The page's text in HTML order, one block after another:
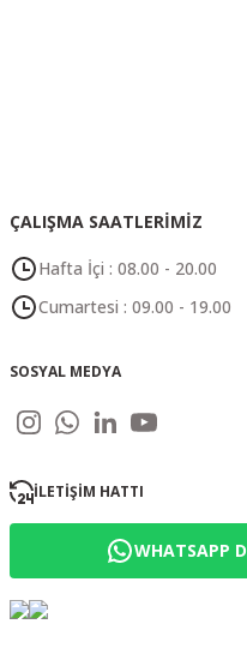
ÇALIŞMA SAATLERİMİZ
Hafta İçi : 08.00 - 20.00
Cumartesi : 09.00 - 19.00
SOSYAL MEDYA
İLETİŞİM HATTI
WHATSAPP